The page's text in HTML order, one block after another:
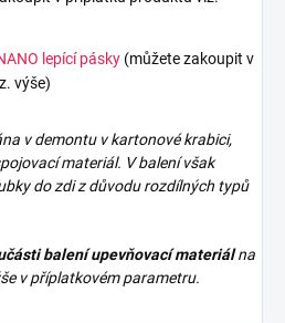
lepící pásky (můžete zakoupit v
výše)
v demontu v kartonové krabici,
materiál. V balení však
do zdi z důvodu rozdílných typů
balení upevňovací materiálna
v příplatkovém parametru.